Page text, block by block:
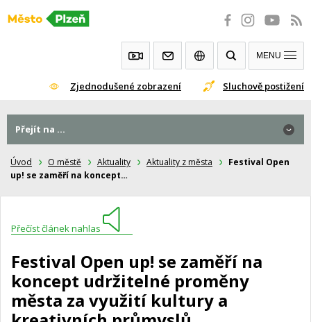
Přeskočit
Zjednodušené zobrazení Sluchově postižení
MENU
Úvod O městě Aktuality Aktuality z města
Festival Open
up! se zaměří na koncept…
Přečíst článek nahlas
Festival Open up! se zaměří na
koncept udržitelné proměny
města za využití kultury a
Přejít na ...